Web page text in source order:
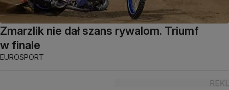
Zmarzlik nie dał szans rywalom. Triumf
w finale
EUROSPORT